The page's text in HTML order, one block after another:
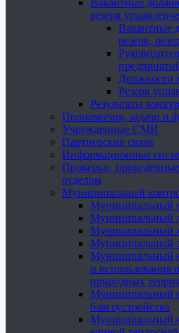
Вакантные
резерв
Вакантные
резерв,
Должности
Резерв
Результаты
Полномочия, задачи и
Учрежденные СМИ
Партнерские связи
Информационные
Проверки,
отделом
Муниципальный
Муниципальный
Муниципальный
Муниципальный
Муниципальный
Муниципальный
и использования
природных
Муниципальный
благоустройства
Муниципальный